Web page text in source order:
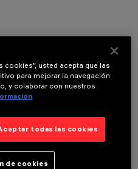
cookies”, usted acepta que las
para mejorar la navegación
y colaborar con nuestros
todas las cookies
de cookies